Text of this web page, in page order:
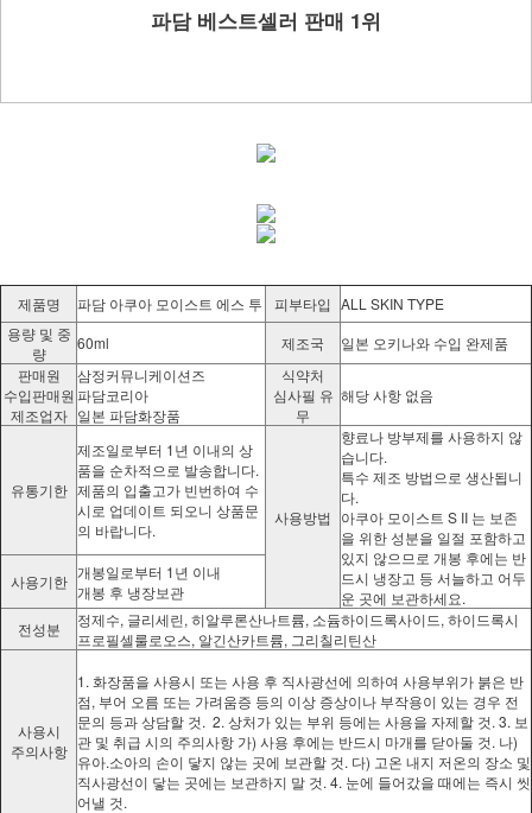
파담 베스트셀러 판매 1위
제품명 파담 아쿠아 모이스트 에스 투 피부타입 ALL SKIN TYPE
용량 및 중
량
60ml 제조국
일본 오키나와 수입 완제품
판매원
수입판매원
제조업자
삼정커뮤니케이션즈
파담코리아
일본 파담화장품
식약처
심사필 유
무
해당 사항 없음
유통기한
제조일로부터 1년 이내의 상
품을 순차적으로 발송합니다.
제품의 입출고가 빈번하여 수
시로 업데이트 되오니 상품문
의 바랍니다.
사용방법
향료나 방부제를 사용하지 않
습니다.
특수 제조 방법으로 생산됩니
다.
아쿠아 모이스트 S II 는 보존
을 위한 성분을 일절 포함하고
있지 않으므로 개봉 후에는 반
드시 냉장고 등 서늘하고 어두
운 곳에 보관하세요.
사용기한 개봉일로부터 1년 이내
개봉 후 냉장보관
전성분
정제수, 글리세린, 히알루론산나트륨, 소듐하이드록사이드, 하이드록시
프로필셀룰로오스, 알긴산카트륨, 그리칠리틴산
사용시
주의사항
1. 화장품을 사용시 또는 사용 후 직사광선에 의하여 사용부위가 붉은 반
점, 부어 오름 또는 가려움증 등의 이상 증상이나 부작용이 있는 경우 전
문의 등과 상담할 것. 2. 상처가 있는 부위 등에는 사용을 자제할 것. 3. 보
관 및 취급 시의 주의사항 가) 사용 후에는 반드시 마개를 닫아둘 것. 나)
유아.소아의 손이 닿지 않는 곳에 보관할 것. 다) 고온 내지 저온의 장소 및
직사광선이 닿는 곳에는 보관하지 말 것. 4. 눈에 들어갔을 때에는 즉시 씻
어낼 것.